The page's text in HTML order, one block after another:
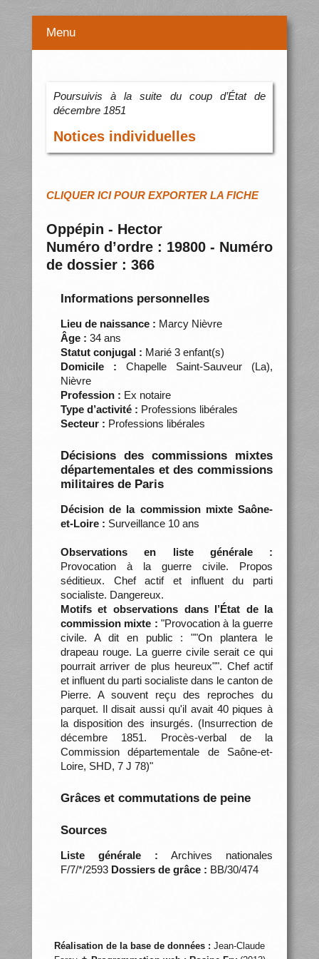
Menu
Poursuivis à la suite du coup d’État de
décembre 1851
Notices individuelles
CLIQUER ICI POUR EXPORTER LA FICHE
Oppépin - Hector
Numéro d’ordre : 19800 - Numéro
de dossier : 366
Informations personnelles
Lieu de naissance : Marcy Nièvre
Âge : 34 ans
Statut conjugal : Marié 3 enfant(s)
Domicile : Chapelle Saint-Sauveur (La),
Nièvre
Profession : Ex notaire
Type d’activité : Professions libérales
Secteur : Professions libérales
Décisions des commissions mixtes
départementales et des commissions
militaires de Paris
Décision de la commission mixte Saône-
et-Loire : Surveillance 10 ans
Observations en liste générale :
Provocation à la guerre civile. Propos
séditieux. Chef actif et influent du parti
socialiste. Dangereux.
Motifs et observations dans l’État de la
commission mixte : "Provocation à la guerre
civile. A dit en public : ""On plantera le
drapeau rouge. La guerre civile serait ce qui
pourrait arriver de plus heureux"". Chef actif
et influent du parti socialiste dans le canton de
Pierre. A souvent reçu des reproches du
parquet. Il disait aussi qu'il avait 40 piques à
la disposition des insurgés. (Insurrection de
décembre 1851. Procès-verbal de la
Commission départementale de Saône-et-
Loire, SHD, 7 J 78)"
Grâces et commutations de peine
Sources
Liste générale : Archives nationales
F/7/*/2593 Dossiers de grâce : BB/30/474
Réalisation de la base de données : Jean-Claude